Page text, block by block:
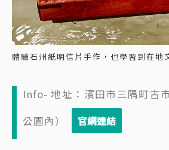
體驗石州紙明信片手作，也學習到在地
Info- 地址：濱田市三隅町古
公園內）